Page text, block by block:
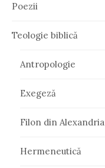
Poezii
Teologie biblică
Antropologie
Exegeză
Filon din Alexandria
Hermeneutică